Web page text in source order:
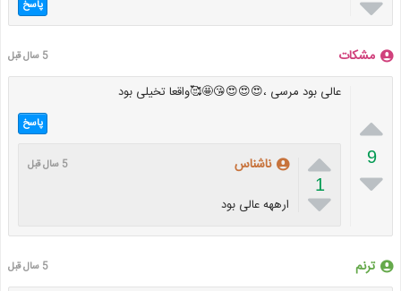
پاسخ
مشکات 5 سال قبل

9

عالی بود مرسی ،😍😍😍😘🤩🥰واقعا تخیلی بود
پاسخ

1

ناشناس 5 سال قبل
ارههه عالی بود
ترنم 5 سال قبل